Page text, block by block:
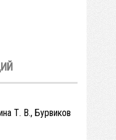
Т. В., Бурвиков